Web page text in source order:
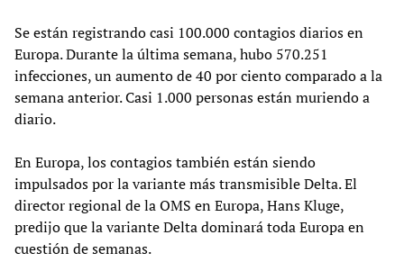
Se están registrando casi 100.000 contagios diarios en
Europa. Durante la última semana, hubo 570.251
infecciones, un aumento de 40 por ciento comparado a la
semana anterior. Casi 1.000 personas están muriendo a
diario.
En Europa, los contagios también están siendo
impulsados por la variante más transmisible Delta. El
director regional de la OMS en Europa, Hans Kluge,
predijo que la variante Delta dominará toda Europa en
cuestión de semanas.